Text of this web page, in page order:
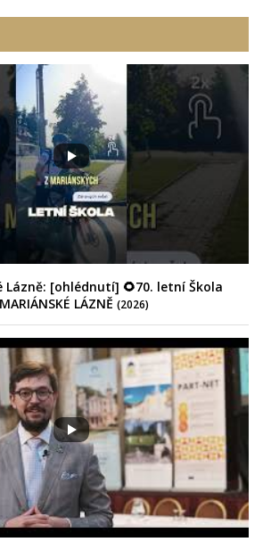
Lázně: [ohlédnutí] 🌻70. letní Škola
LÁZNĚ (2026)